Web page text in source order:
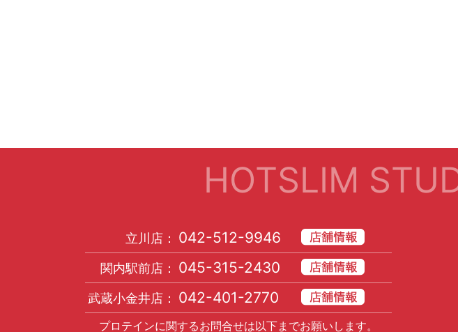
HOTSLIM
立川店： 042-512-9946
関内駅前店： 045-315-2430
武蔵小金井店： 042-401-2770
プロテインに関するお問合せは以下までお願いします。